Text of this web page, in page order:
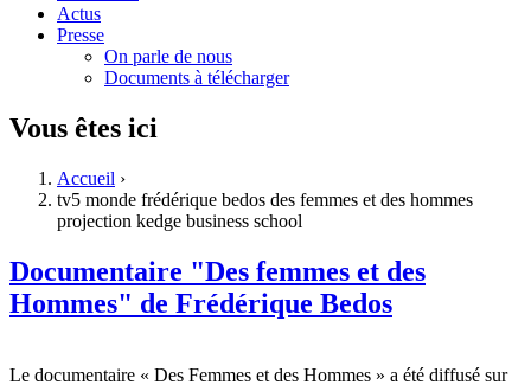
Actus
Presse
On parle de nous
Documents à télécharger
Vous êtes ici
Accueil ›
tv5 monde frédérique bedos des femmes et des hommes
projection kedge business school
Documentaire "Des femmes et des
Hommes" de Frédérique Bedos
Le documentaire « Des Femmes et des Hommes » a été diffusé sur